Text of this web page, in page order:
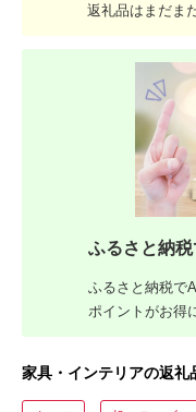
返礼品はまだま
ふるさと納税
ふるさと納税で
ポイントがお得
家具・インテリアの返礼